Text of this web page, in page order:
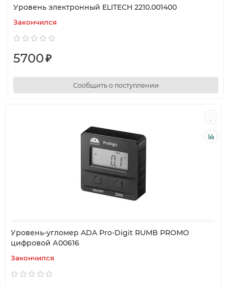
Уровень электронный ELITECH 2210.001400
Закончился
5700₽
Сообщить о поступлении
Уровень-угломер ADA Pro-Digit RUMB PROMO
цифровой А00616
Закончился